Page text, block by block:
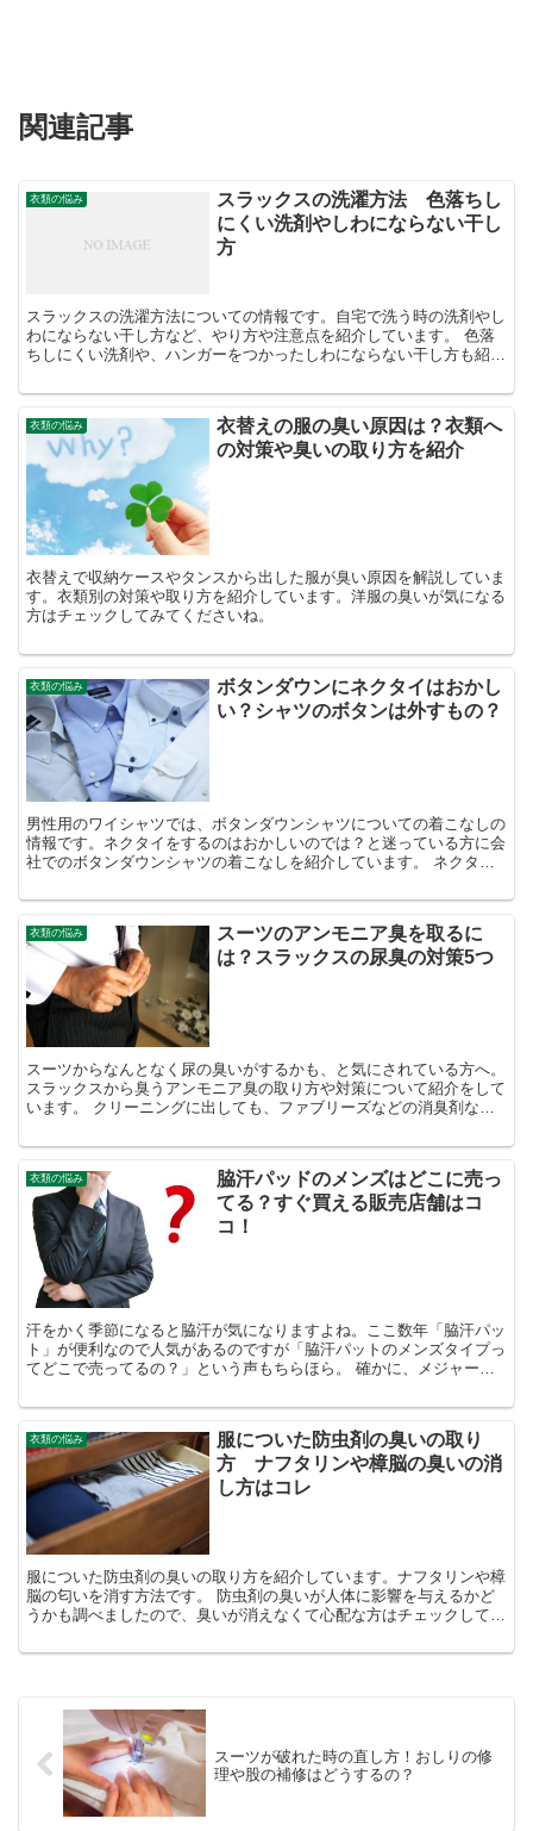
関連記事
衣類の悩み
スラックスの洗濯方法 色落ちし
にくい洗剤やしわにならない干し
方
スラックスの洗濯方法についての情報です。自宅で洗う時の洗剤やし
わにならない干し方など、やり方や注意点を紹介しています。 色落
ちしにくい洗剤や、ハンガーをつかったしわにならない干し方も紹介
衣類の悩み
衣替えの服の臭い原因は？衣類へ
の対策や臭いの取り方を紹介
衣替えで収納ケースやタンスから出した服が臭い原因を解説していま
す。衣類別の対策や取り方を紹介しています。洋服の臭いが気になる
方はチェックしてみてくださいね。
衣類の悩み
ボタンダウンにネクタイはおかし
い？シャツのボタンは外すもの？
男性用のワイシャツでは、ボタンダウンシャツについての着こなしの
情報です。ネクタイをするのはおかしいのでは？と迷っている方に会
社でのボタンダウンシャツの着こなしを紹介しています。 ネクタイ
衣類の悩み
スーツのアンモニア臭を取るに
は？スラックスの尿臭の対策5つ
スーツからなんとなく尿の臭いがするかも、と気にされている方へ。
スラックスから臭うアンモニア臭の取り方や対策について紹介をして
います。 クリーニングに出しても、ファブリーズなどの消臭剤など
衣類の悩み
脇汗パッドのメンズはどこに売っ
てる？すぐ買える販売店舗はコ
コ！
汗をかく季節になると脇汗が気になりますよね。ここ数年「脇汗パッ
ト」が便利なので人気があるのですが「脇汗パットのメンズタイプっ
てどこで売ってるの？」という声もちらほら。 確かに、メジャーな
衣類の悩み
服についた防虫剤の臭いの取り
方 ナフタリンや樟脳の臭いの消
し方はコレ
服についた防虫剤の臭いの取り方を紹介しています。ナフタリンや樟
脳の匂いを消す方法です。 防虫剤の臭いが人体に影響を与えるかど
うかも調べましたので、臭いが消えなくて心配な方はチェックしてく
スーツが破れた時の直し方！おしりの修
理や股の補修はどうするの？